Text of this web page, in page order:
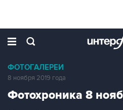
ФОТОГАЛЕРЕИ
8 ноября 2019 года
Фотохроника 8